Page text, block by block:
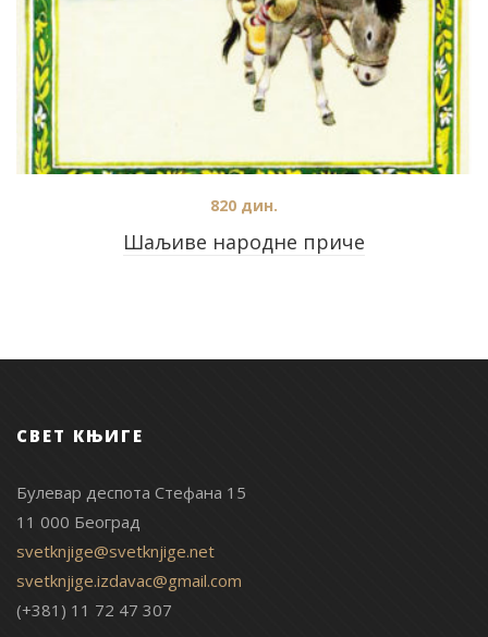
Шаљиве народне приче
820 дин.
СВЕТ КЊИГЕ
Булевар деспота Стефана 15
11 000 Београд
svetknjige@svetknjige.net
svetknjige.izdavac@gmail.com
(+381) 11 72 47 307